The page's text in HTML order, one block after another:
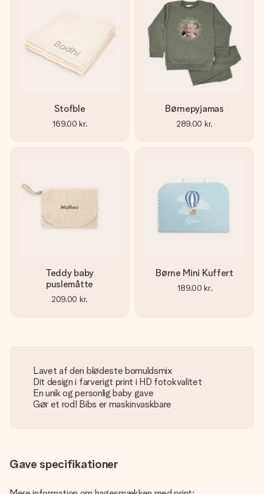
Stofble
169,00 kr.
Børnepyjamas
289,00 kr.
Teddy baby
puslemåtte
209,00 kr.
Børne Mini Kuffert
189,00 kr.
Lavet af den blødeste bomuldsmix
Dit design i farverigt print i HD fotokvalitet
En unik og personlig baby gave
Gør et rod! Bibs er maskinvaskbare
Gave specifikationer